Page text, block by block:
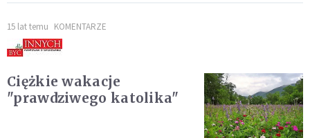
15 lat temu KOMENTARZE
Ciężkie wakacje
"prawdziwego katolika"